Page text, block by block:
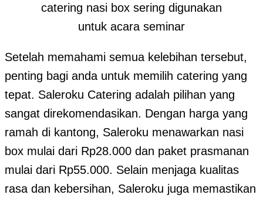
catering nasi box sering digunakan
untuk acara seminar
Setelah memahami semua kelebihan tersebut,
penting bagi anda untuk memilih catering yang
tepat. Saleroku Catering adalah pilihan yang
sangat direkomendasikan. Dengan harga yang
ramah di kantong, Saleroku menawarkan nasi
box mulai dari Rp28.000 dan paket prasmanan
mulai dari Rp55.000. Selain menjaga kualitas
rasa dan kebersihan, Saleroku juga memastikan